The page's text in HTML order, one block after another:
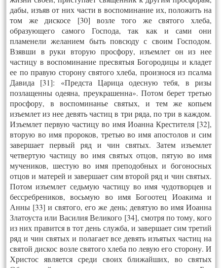
дабы, изъяв от них части в воспоминание их, положить на
том же дискосе [30] возле того же святого хлеба,
образующего самого Господа, так как и сами они
пламенели желанием быть повсюду с своим Господом.
Взявши в руки вторую просфору, изъемлет он из нее
частицу в воспоминание пресвятыя Богородицы и кладет
ее по правую сторону святого хлеба, произнося из псалма
Давида [31]: «Предста Царица одесную тебя, в ризы
позлащенны одеяна, преукрашенна». Потом берет третью
просфору, в воспоминанье святых, и тем же копьем
изъемлет из нее девять частиц в три ряда, по три в каждом.
Изъемлет первую частицу во имя Иоанна Крестителя [32],
вторую во имя пророков, третью во имя апостолов и сим
завершает первый ряд и чин святых. Затем изъемлет
четвертую частицу во имя святых отцов, пятую во имя
мучеников, шестую во имя преподобных и богоносных
отцов и матерей и завершает сим второй ряд и чин святых.
Потом изъемлет седьмую частицу во имя чудотворцев и
бессребреников, восьмую во имя Богоотец Иоакима и
Анны [33] и святого, его же день; девятую во имя Иоанна
Златоуста или Василия Великого [34], смотря по тому, кого
из них правится в тот день служба, и завершает сим третий
ряд и чин святых и полагает все девять изъятых частиц на
святой дискос возле святого хлеба по левую его сторону. И
Христос является среди своих ближайших, во святых